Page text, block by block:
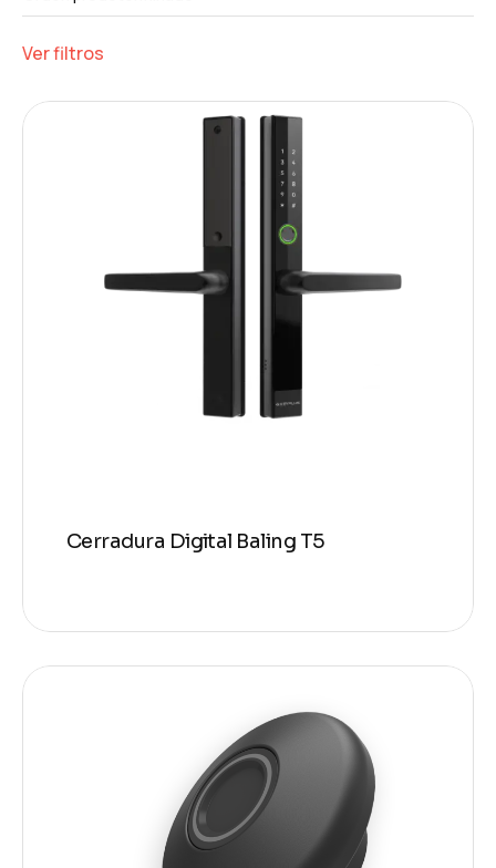
Cerradura Digital Baling T5